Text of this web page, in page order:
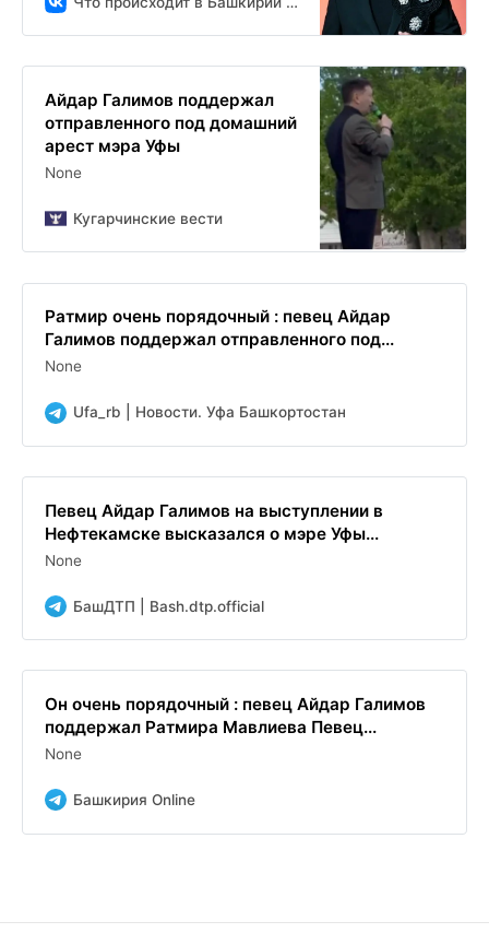
Айдар Галимов поддержал
отправленного под домашний
арест мэра Уфы
None
Кугарчинские вести
Ратмир очень порядочный : певец Айдар
Галимов поддержал отправленного под...
None
Ufa_rb | Новости. Уфа Башкортостан
Певец Айдар Галимов на выступлении в
Нефтекамске высказался о мэре Уфы...
None
БашДТП | Bash.dtp.official
Он очень порядочный : певец Айдар Галимов
поддержал Ратмира Мавлиева Певец...
None
Башкирия Online